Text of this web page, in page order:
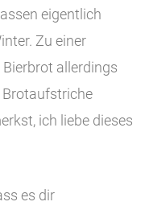
eigentlich
Zu einer
allerdings
Brotaufstriche
ich liebe dieses
es dir